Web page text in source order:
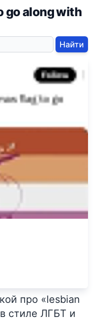
go along with
Найти
про «lesbian
стиле ЛГБТ и